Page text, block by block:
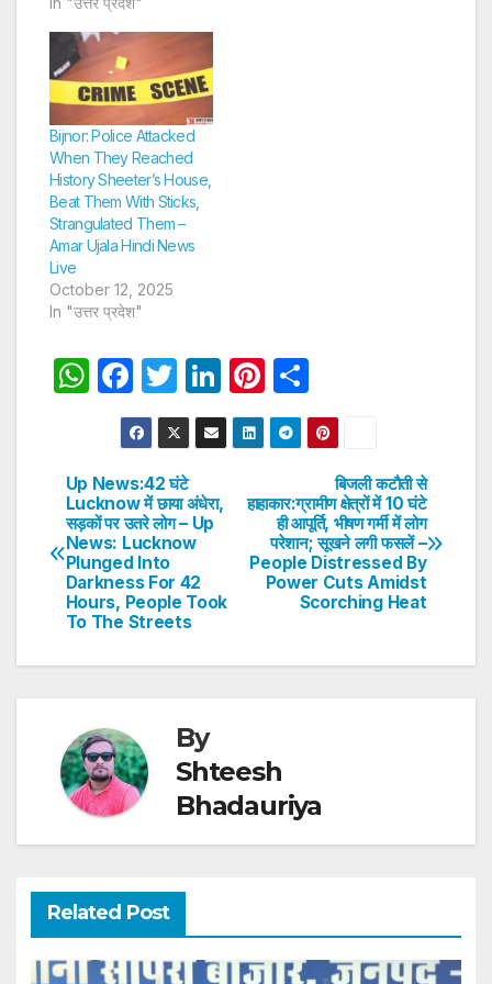
Bijnor: Police Attacked
When They Reached
History Sheeter’s House,
Beat Them With Sticks,
Strangulated Them –
Amar Ujala Hindi News
Live
October 12, 2025
In "उत्तर प्रदेश"
W
s
A
p
p
F
a
c
e
b
o
o
k
T
w
itt
er
Li
n
k
dI
Pi
nt
er
st
h
ar
Post
navigation
बिजली कटाैती से
हाहाकार:ग्रामीण क्षेत्रों में 10 घंटे
ही आपूर्ति, भीषण गर्मी में लोग
परेशान; सूखने लगी फसलें –
People Distressed By
Power Cuts Amidst
Scorching Heat
Up News:42 घंटे
Lucknow में छाया अंधेरा,
सड़कों पर उतरे लोग – Up
News: Lucknow
Plunged Into
Darkness For 42
Hours, People Took
To The Streets
By
Shteesh
Bhadauriya
Related Post